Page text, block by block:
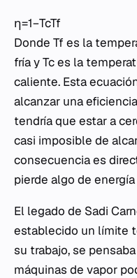
η=1−Tc​Tf​​
Donde Tf​ es la
fría y Tc​ es la
caliente. Esta
alcanzar una
tendría que estar a
casi imposible de
consecuencia es
pierde algo de
El legado de Sadi
establecido un límite
su trabajo, se
máquinas de vapor